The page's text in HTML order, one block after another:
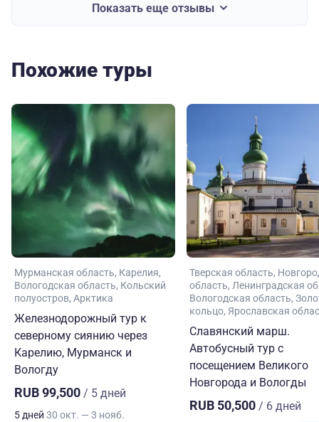
Показать еще отзывы
Похожие туры
Мурманская область Карелия
Вологодская область Кольский
полуостров Арктика
Железнодорожный тур к
северному сиянию через
Карелию, Мурманск и
Вологду
RUB 99,500 / 5 дней
5 дней 30 окт. — 3 нояб.
Тверская область
область Ленинградская
Вологодская область
кольцо Ярославская
Славянский марш.
Автобусный тур с
посещением Великого
Новгорода и Вологды
RUB 50,500 / 6 дней